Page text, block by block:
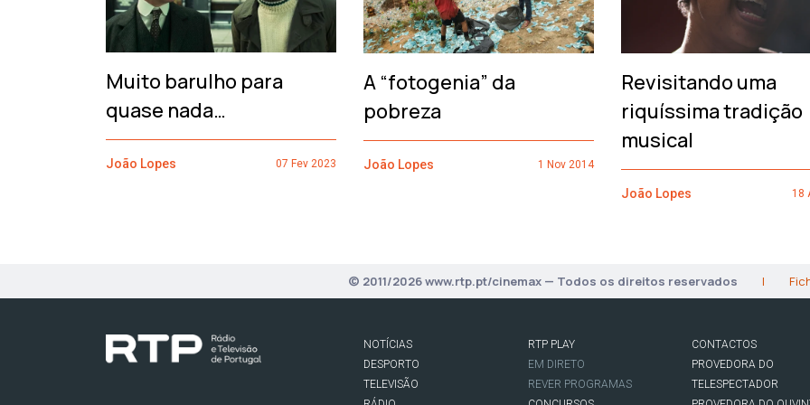
Muito barulho para
quase nada…
João Lopes 07 Fev 2023
A “fotogenia” da
pobreza
João Lopes 1 Nov 2014
Revisitando uma
riquíssima tradição
musical
João Lopes 18
© 2011/2026 www.rtp.pt/cinemax — Todos os direitos reservados |
NOTÍCIAS
DESPORTO
TELEVISÃO
RTP PLAY
EM DIRETO
REVER PROGRAMAS
CONTACTOS
PROVEDORA DO
TELESPECTADOR